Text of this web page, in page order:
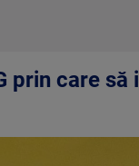
prin care